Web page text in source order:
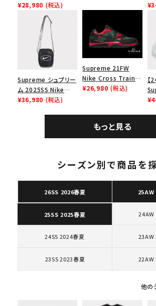
キーワードから探す
人気ワード 2026SS 2025AW 2025SS
Tシャ
キャップ・ハット
パーカー・クルーネック
カテゴリーから探す
Force 1 Low シュプ
リーム ナイキエアフォ
ース１スニーカー シ
ューズ ホワイト
¥28,980 (税込)
Supreme シュプリー
ム 2025SS Nike
Leather Shoulder
¥36,980 (税込)
Supreme 21FW
Nike Cross Trainer
Low ナイキクロスト
¥26,980 (税込)
【
ム
もっと見る
シーズン別で商品を
26SS 2026春夏
25SS 2025春夏 24AW
24SS 2024春夏 23AW
23SS 2023春夏 22AW
他の